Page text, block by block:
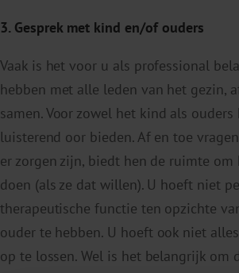
3. Gesprek met kind en/of ouders
Vaak is het voor u als professional
hebben met alle leden van het gezin,
samen. Voor zowel het kind als ouders
luisterend oor bieden. Af en toe
er zorgen zijn, biedt hen de ruimte om
doen (als ze dat willen). U hoeft niet
therapeutische functie ten opzichte
ouder te hebben. U hoeft ook niet
op te lossen. Wel is het belangrijk om